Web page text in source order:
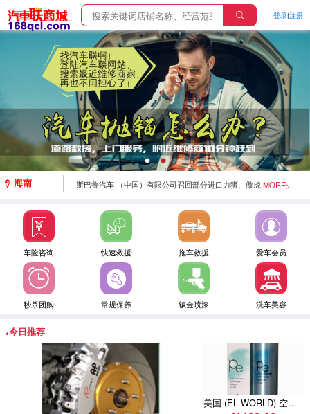
登录|注册
海南
斯巴鲁汽车（中国）有限公司召回部分进口森林人、
XV、BRZ汽车
斯巴鲁汽车 （中国）有限公司召回部分进口力狮、傲虎
梅赛德斯-奔驰（中国）汽车销售有限公司召回部分进
口GLC SUV汽车
北京奔驰汽车有限公司召回部分国产C级、GLC SUV汽
梅赛德斯-奔驰（中国） 汽车销售有限公司召回部分进
口E 43 AMG 4MATIC汽车
天津一汽丰田汽车有限公司召回部分卡罗拉汽车
MORE>
车险咨询 快速救援 拖车救援 爱车会员
秒杀团购 常规保养 钣金喷漆 洗车美容
今日推荐
美国 (EL WORLD) 空调系统全功能增效保护剂 (BN-621 )